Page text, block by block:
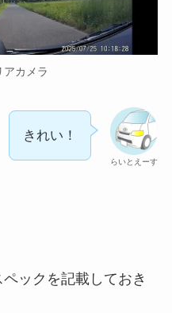
アカメラ
らいとえーす
きれい！
ックを記載しておき